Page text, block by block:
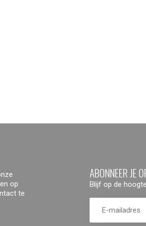
op
te
ABONNEER JE
Blijf op de